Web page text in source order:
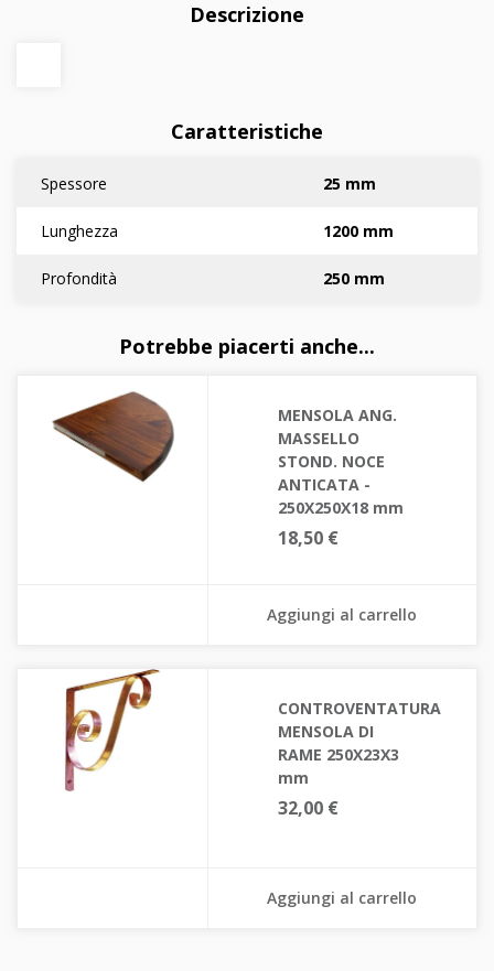
Descrizione
Caratteristiche
Spessore 25 mm
Lunghezza 1200 mm
Profondità 250 mm
Potrebbe piacerti anche...
MENSOLA ANG.
MASSELLO
STOND. NOCE
ANTICATA -
250X250X18 mm
18,50 €
Aggiungi al carrello
CONTROVENTATURA
MENSOLA DI
RAME 250X23X3
mm
32,00 €
Aggiungi al carrello